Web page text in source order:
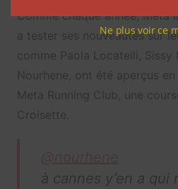
Comme chaque année, Meta
a tester ses nouveautés sur
comme Paola Locatelli, Sissy
Nourhene, ont été aperçus
Meta Running Club, une
Croisette.
à cannes y’en a qui
Ne plus voir ce